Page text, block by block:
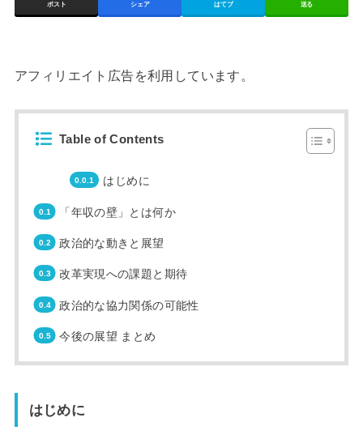
ポスト シェア はてブ 送る
アフィリエイト広告を利用しています。
Table of Contents
はじめに
「年収の壁」とは何か
政治的な動きと展望
改革実現への課題と期待
政治的な協力関係の可能性
今後の展望 まとめ
はじめに